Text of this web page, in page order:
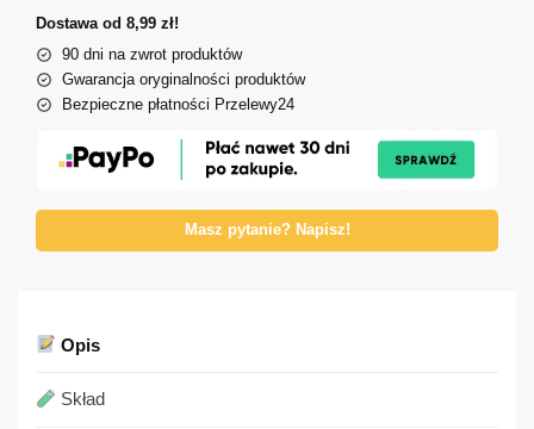
Dostawa od 8,99 zł!
90 dni na zwrot produktów
Gwarancja oryginalności produktów
Bezpieczne płatności Przelewy24
Masz pytanie? Napisz!
Opis
Skład